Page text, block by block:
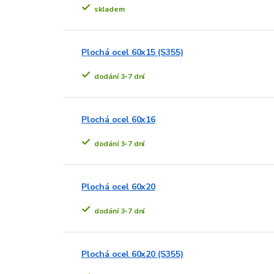
skladem
Plochá ocel 60x15 (S355)
dodání 3-7 dní
Plochá ocel 60x16
dodání 3-7 dní
Plochá ocel 60x20
dodání 3-7 dní
Plochá ocel 60x20 (S355)